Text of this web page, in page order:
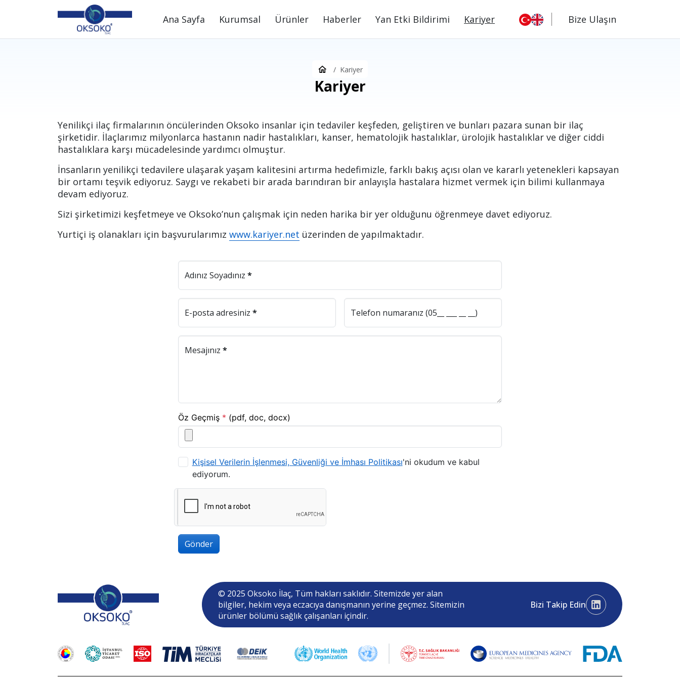
Ana Sayfa Kurumsal Ürünler Haberler Yan Etki Bildirimi Kariyer Bize Ulaşın
Kariyer
Kariyer
Yenilikçi ilaç firmalarının öncülerinden Oksoko insanlar için tedaviler keşfeden, geliştiren ve bunları pazara sunan bir ilaç
şirketidir. İlaçlarımız milyonlarca hastanın nadir hastalıkları, kanser, hematolojik hastalıklar, ürolojik hastalıklar ve diğer ciddi
hastalıklara karşı mücadelesinde yardımcı olmuştur.
İnsanların yenilikçi tedavilere ulaşarak yaşam kalitesini artırma hedefimizle, farklı bakış açısı olan ve kararlı yetenekleri kapsayan
bir ortamı teşvik ediyoruz. Saygı ve rekabeti bir arada barındıran bir anlayışla hastalara hizmet vermek için bilimi kullanmaya
devam ediyoruz.
Sizi şirketimizi keşfetmeye ve Oksoko’nun çalışmak için neden harika bir yer olduğunu öğrenmeye davet ediyoruz.
Yurtiçi iş olanakları için başvurularımız www.kariyer.net üzerinden de yapılmaktadır.
Adınız Soyadınız *
E-posta adresiniz * Telefon numaranız (05__ ___ __ __)
Mesajınız *
Öz Geçmiş * (pdf, doc, docx)
Kişisel Verilerin İşlenmesi, Güvenliği ve İmhası Politikası'ni okudum ve kabul
ediyorum.
Gönder
© 2025 Oksoko İlaç, Tüm hakları saklıdır. Sitemizde yer alan
bilgiler, hekim veya eczacıya danışmanın yerine geçmez. Sitemizin
ürünler bölümü sağlık çalışanları içindir.
Bizi Takip Edin